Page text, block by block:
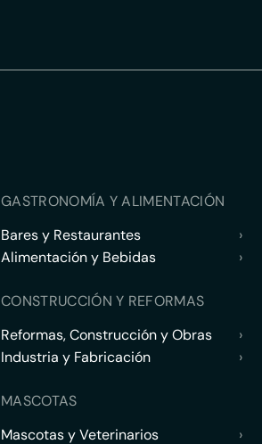
GASTRONOMÍA Y ALIMENTACIÓN
Bares y Restaurantes
›
Alimentación y Bebidas
›
CONSTRUCCIÓN Y REFORMAS
Reformas, Construcción y Obras
›
Industria y Fabricación
›
MASCOTAS
Mascotas y Veterinarios
›